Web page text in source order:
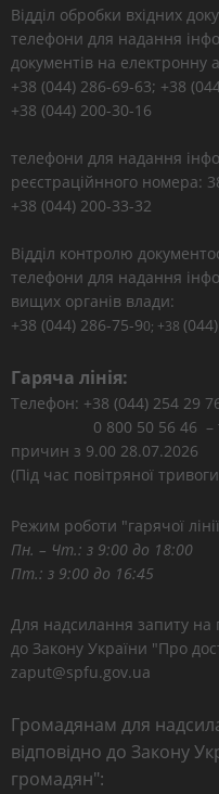
Відділ обробки вхідних
телефони для надання
документів на
+38 (044) 286-69-63; +38
+38 (044) 200-30-16
телефони для надання
реєстраційнного номера:
+38 (044) 200-33-32
Відділ контролю
телефони для надання
вищих органів влади:
+38 (044) 286-75-90; +38
Гаряча лінія:
Телефон: +38 (044) 254 29
0 800 50 56 46 –
причин з 9.00 28.07.2026
(Під час повітряної
Режим роботи "гарячої
Пн. – Чт.: з 9:00 до 18:00
Пт.: з 9:00 до 16:45
Для надсилання запиту на
до Закону України "Про
zaput@spfu.gov.ua
Громадянам для
відповідно до Закону
громадян":